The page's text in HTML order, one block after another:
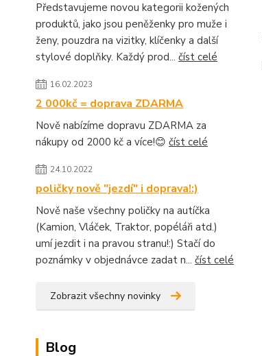
Představujeme novou kategorii kožených
produktů, jako jsou peněženky pro muže i
ženy, pouzdra na vizitky, klíčenky a další
stylové doplňky. Každý prod... číst celé
16.02.2023
2 000kč = doprava ZDARMA
Nově nabízíme dopravu ZDARMA za
nákupy od 2000 kč a více!😊 číst celé
24.10.2022
poličky nově "jezdí" i doprava!:)
Nově naše všechny poličky na autíčka
(Kamion, Vláček, Traktor, popéláři atd.)
umí jezdit i na pravou stranu!:) Stačí do
poznámky v objednávce zadat n... číst celé
Zobrazit všechny novinky
Blog